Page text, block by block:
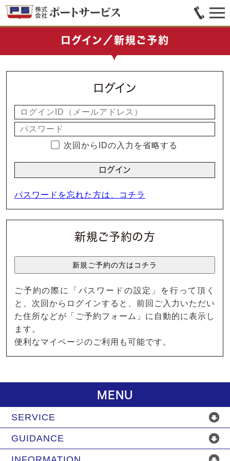
ログイン／新規ご予約
ログイン
次回からIDの入力を省略する
パスワードを忘れた方は、コチラ
新規ご予約の方
ご予約の際に「パスワードの設定」を行って頂く
と、次回からログインすると、前回ご入力いただい
た住所などが「ご予約フォーム」に自動的に表示し
ます。
便利なマイページのご利用も可能です。
MENU
SERVICE
GUIDANCE